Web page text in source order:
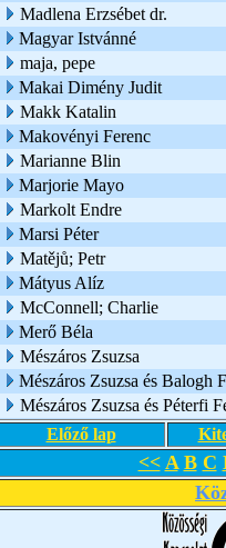
Madlena Erzsébet dr.
Magyar Istvánné
maja, pepe
Makai Dimény Judit
Makk Katalin
Makovényi Ferenc
Marianne Blin
Marjorie Mayo
Markolt Endre
Marsi Péter
Matějů; Petr
Mátyus Alíz
McConnell; Charlie
Merő Béla
Mészáros Zsuzsa
Mészáros Zsuzsa és Balogh
Mészáros Zsuzsa és Péterfi
Előző lap
<< A B C